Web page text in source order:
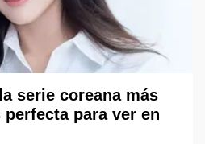
serie coreana más
para ver en